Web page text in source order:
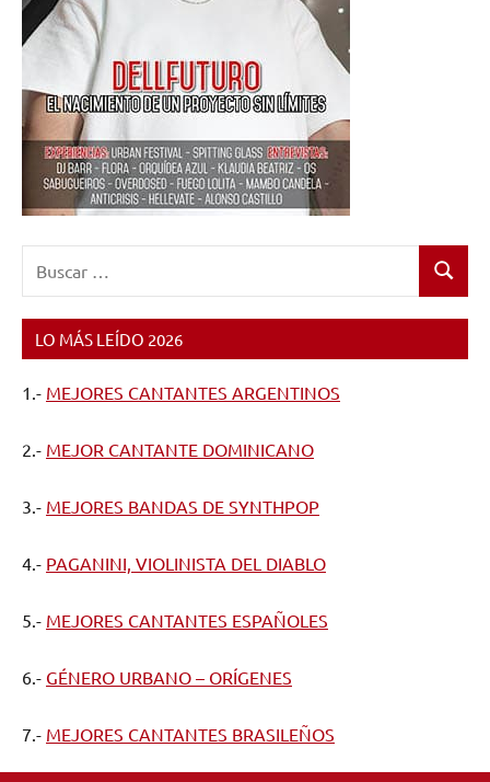
Buscar
LO MÁS LEÍDO 2026
1.- MEJORES CANTANTES ARGENTINOS
2.- MEJOR CANTANTE DOMINICANO
3.- MEJORES BANDAS DE SYNTHPOP
4.- PAGANINI, VIOLINISTA DEL DIABLO
5.- MEJORES CANTANTES ESPAÑOLES
6.- GÉNERO URBANO – ORÍGENES
7.- MEJORES CANTANTES BRASILEÑOS